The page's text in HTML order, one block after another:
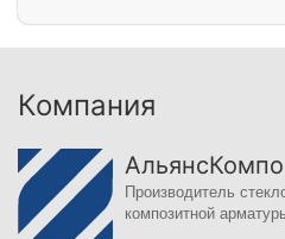
Компания
Производитель
композитной